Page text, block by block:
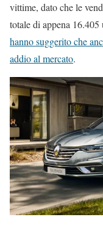
vittime, dato che le
totale di appena
hanno suggerito che
addio al mercato.